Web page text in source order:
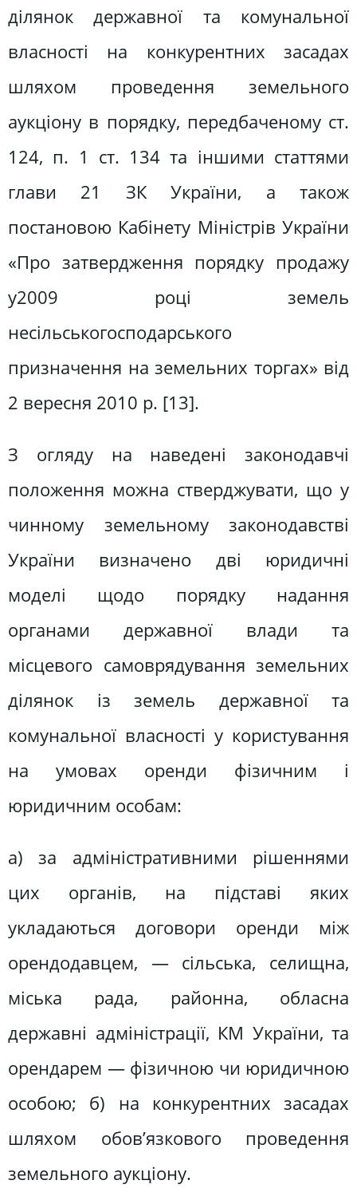
ділянок державної та комунальної
власності на конкурентних засадах
шляхом проведення земельного
аукціону в порядку, передбаченому ст.
124, п. 1 ст. 134 та іншими статтями
глави 21 ЗК України, а також
постановою Кабінету Міністрів України
«Про затвердження порядку продажу
у2009 році земель
несільськогосподарського
призначення на земельних торгах» від
2 вересня 2010 р. [13].
З огляду на наведені законодавчі
положення можна стверджувати, що у
чинному земельному законодавстві
України визначено дві юридичні
моделі щодо порядку надання
органами державної влади та
місцевого самоврядування земельних
ділянок із земель державної та
комунальної власності у користування
на умовах оренди фізичним і
юридичним особам:
а) за адміністративними рішеннями
цих органів, на підставі яких
укладаються договори оренди між
орендодавцем, — сільська, селищна,
міська рада, районна, обласна
державні адміністрації, КМ України, та
орендарем — фізичною чи юридичною
особою; б) на конкурентних засадах
шляхом обов’язкового проведення
земельного аукціону.